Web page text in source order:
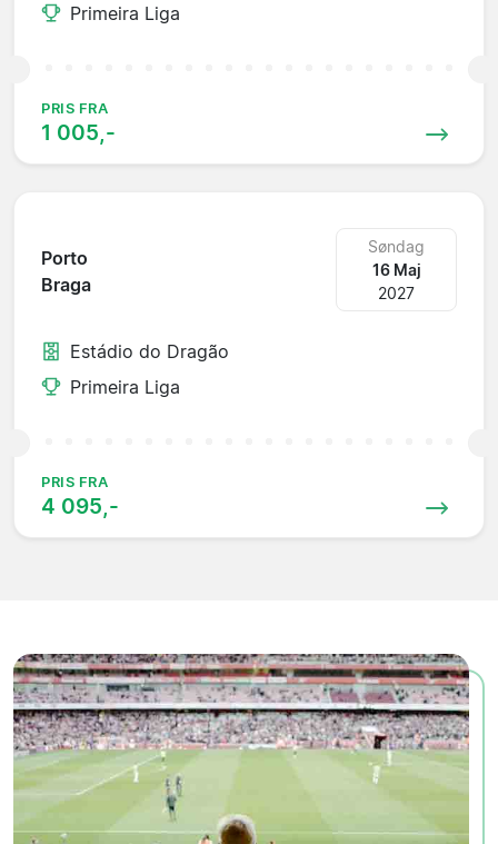
Primeira Liga
PRIS FRA
1 005,-
Porto
Braga
Søndag
16 Maj
2027
Estádio do Dragão
Primeira Liga
PRIS FRA
4 095,-